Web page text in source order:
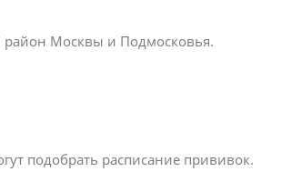
район Москвы и Подмосковья.
подобрать расписание прививок.